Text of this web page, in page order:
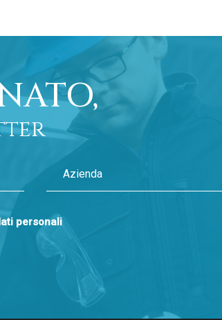
personali